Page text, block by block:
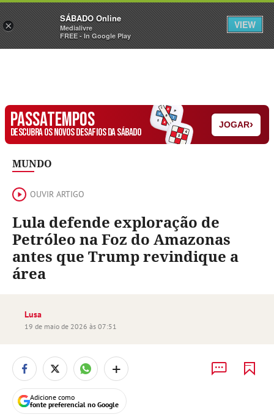
Sábado Assine Iniciar Sessão
PASSATEMPOS
DESCUBRA OS NOVOS DESAFIOS DA SÁBADO
JOGAR›
MUNDO
OUVIR ARTIGO
Lula defende exploração de
Petróleo na Foz do Amazonas
antes que Trump revindique a
área
Lusa
19 de maio de 2026 às 07:51
+
Adicione como
fonte preferencial no Google
×
SÁBADO Online
Medialivre
FREE - In Google Play
VIEW